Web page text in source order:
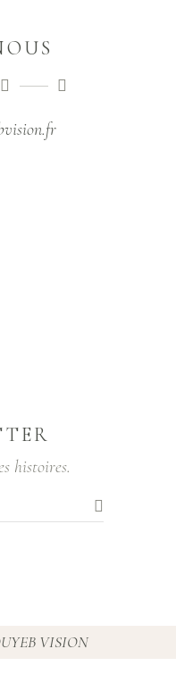
histoires.
VISION